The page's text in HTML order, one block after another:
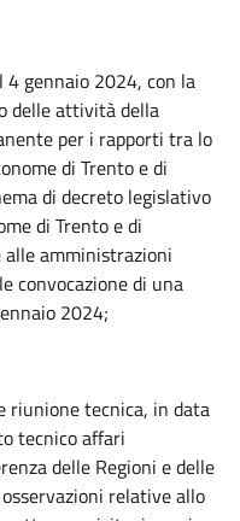
4 gennaio 2024, con la
delle attività della
per i rapporti tra lo
di Trento e di
di decreto legislativo
di Trento e di
alle amministrazioni
convocazione di una
2024;
riunione tecnica, in data
tecnico affari
delle Regioni e delle
relative allo